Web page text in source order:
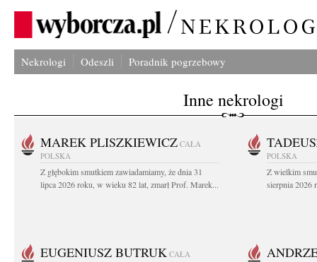
Nekrologi Odeszli Poradnik pogrzebowy
Inne nekrologi
MAREK PLISZKIEWICZ CAŁA
POLSKA
Z głębokim smutkiem zawiadamiamy, że dnia 31
lipca 2026 roku, w wieku 82 lat, zmarł Prof. Marek...
POLSKA
Z wielkim
sierpnia 2026
EUGENIUSZ BUTRUK CAŁA